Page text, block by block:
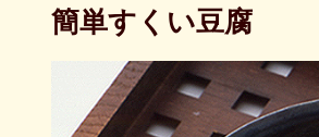
簡単すくい豆腐